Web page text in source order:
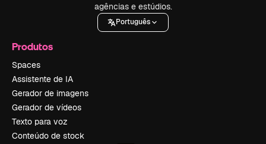
agências e estúdios.
Português
Produtos
Spaces
Assistente de IA
Gerador de imagens
Gerador de vídeos
Texto para voz
Conteúdo de stock